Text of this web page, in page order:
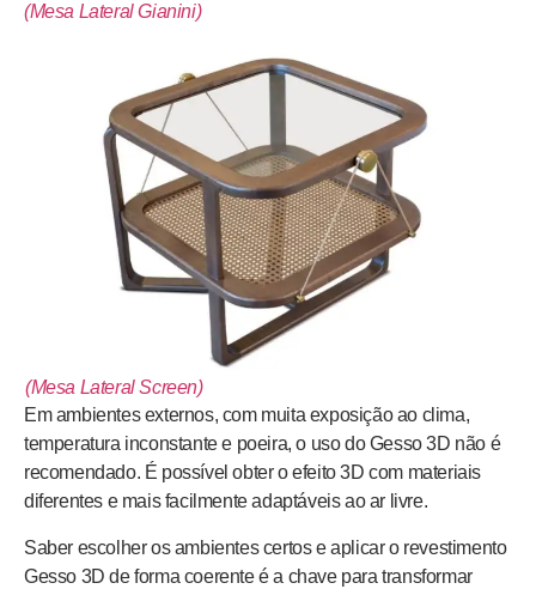
(Mesa Lateral Gianini)
(Mesa Lateral Screen)
Em ambientes externos, com muita exposição ao clima,
temperatura inconstante e poeira, o uso do Gesso 3D não é
recomendado. É possível obter o efeito 3D com materiais
diferentes e mais facilmente adaptáveis ao ar livre.
Saber escolher os ambientes certos e aplicar o revestimento
Gesso 3D de forma coerente é a chave para transformar